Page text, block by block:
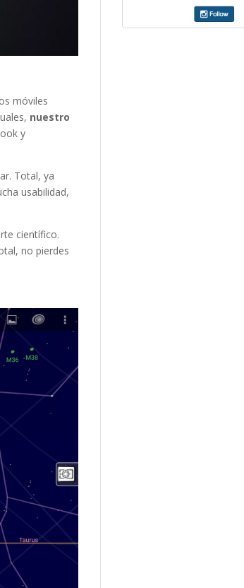
móviles
nuestro
y
Total, ya
usabilidad,
científico.
no pierdes